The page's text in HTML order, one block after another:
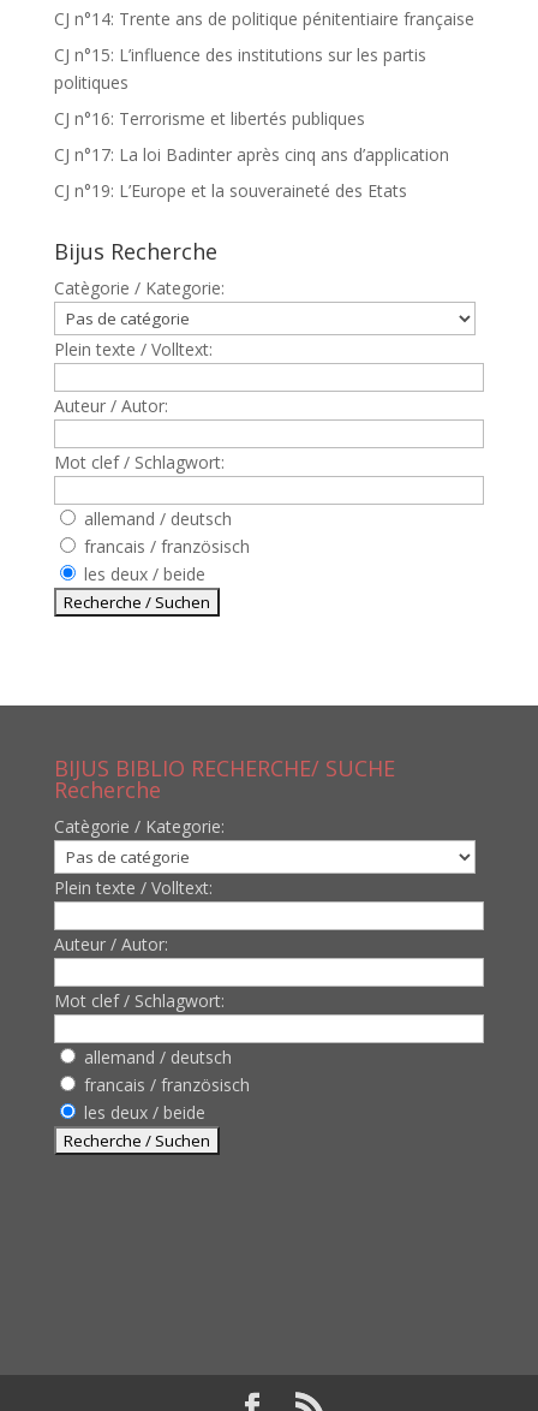
CJ n°14: Trente ans de politique pénitentiaire française
CJ n°15: L’influence des institutions sur les partis
politiques
CJ n°16: Terrorisme et libertés publiques
CJ n°17: La loi Badinter après cinq ans d’application
CJ n°19: L’Europe et la souveraineté des Etats
Bijus Recherche
Catègorie / Kategorie:
Plein texte / Volltext:
Auteur / Autor:
Mot clef / Schlagwort:
allemand / deutsch
francais / französisch
les deux / beide
BIJUS BIBLIO RECHERCHE/ SUCHE
Recherche
Catègorie / Kategorie:
Plein texte / Volltext:
Auteur / Autor:
Mot clef / Schlagwort:
allemand / deutsch
francais / französisch
les deux / beide